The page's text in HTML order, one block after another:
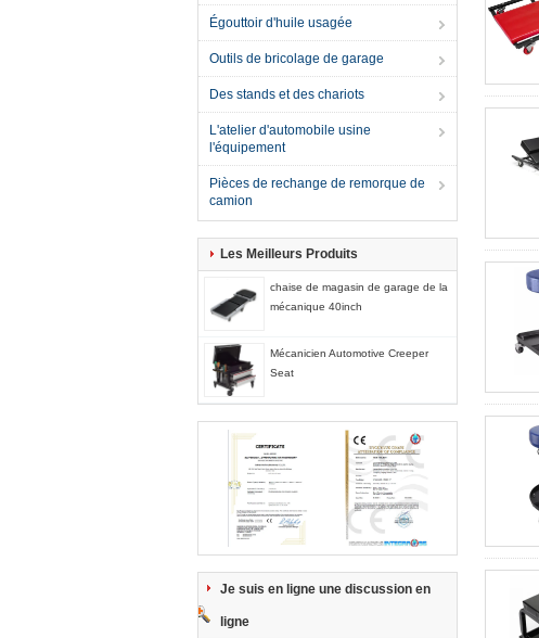
Égouttoir d'huile usagée
Outils de bricolage de garage
Des stands et des chariots
L'atelier d'automobile usine
l'équipement
Pièces de rechange de remorque de
camion
Les Meilleurs Produits
chaise de magasin de garage de la
mécanique 40inch
Mécanicien Automotive Creeper
Seat
Je suis en ligne une discussion en
ligne